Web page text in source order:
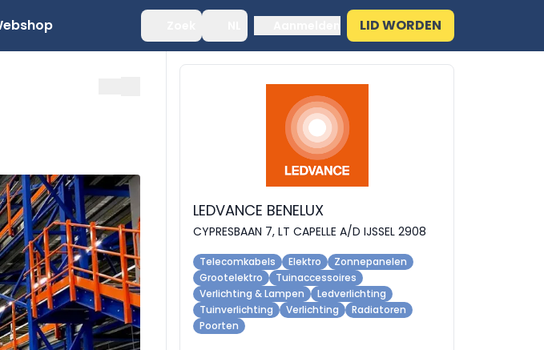
LID WORDEN
LEDVANCE BENELUX
CYPRESBAAN 7, LT CAPELLE A/D IJSSEL 2908
Telecomkabels Elektro
Zonnepanelen
Grootelektro
Tuinaccessoires
Verlichting & Lampen
Ledverlichting
Tuinverlichting
Verlichting
Radiatoren
Poorten